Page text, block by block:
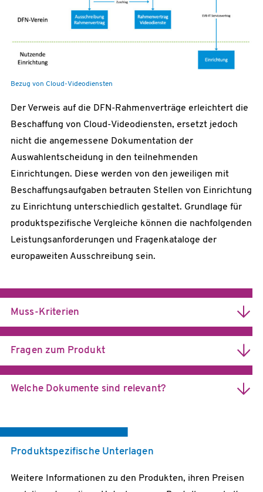
Bezug von Cloud-Videodiensten
Der Verweis auf die DFN-Rahmenverträge erleichtert die
Beschaffung von Cloud-Videodiensten, ersetzt jedoch
nicht die angemessene Dokumentation der
Auswahlentscheidung in den teilnehmenden
Einrichtungen. Diese werden von den jeweiligen mit
Beschaffungsaufgaben betrauten Stellen von Einrichtung
zu Einrichtung unterschiedlich gestaltet. Grundlage für
produktspezifische Vergleiche können die nachfolgenden
Leistungsanforderungen und Fragenkataloge der
europaweiten Ausschreibung sein.
Muss-Kriterien
Betrieb in EU, ISO/IEC 27001
API (z. B. für Lern-Management-Systeme)
Fragen zum Produkt
Architektur & Betriebsmodell
Alternative Lizenzmodelle
Service
Funktionalitäten der Clients
Welche Dokumente sind relevant?
Erstbestellung
EVB-IT Service-AGB
Servicevertrag
Produktspezifische Unterlagen
Weitere Informationen zu den Produkten, ihren Preisen